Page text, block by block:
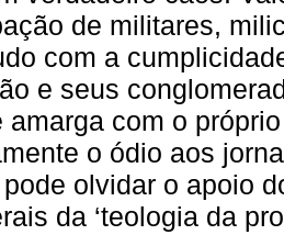
de militares,
com a
e seus
amarga com o
o ódio aos
olvidar o apoio
da ‘teologia da